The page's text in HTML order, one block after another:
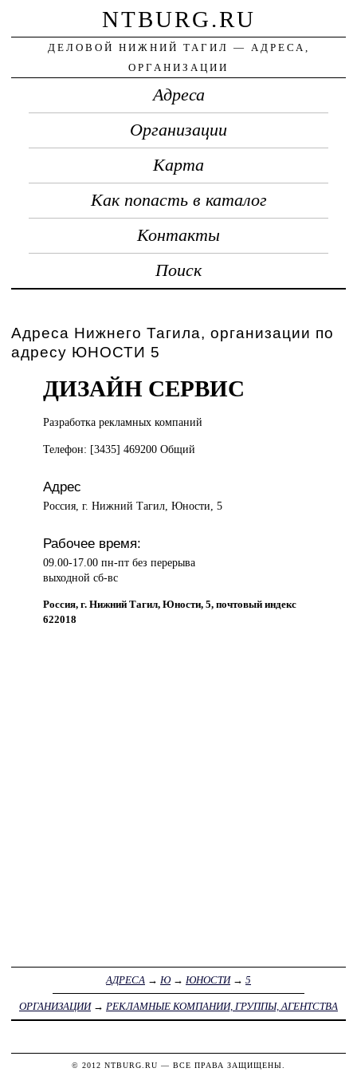
NTBURG.RU
ДЕЛОВОЙ НИЖНИЙ ТАГИЛ — АДРЕСА,
ОРГАНИЗАЦИИ
Адреса
Организации
Карта
Как попасть в каталог
Контакты
Поиск
Адреса Нижнего Тагила, организации по
адресу ЮНОСТИ 5
ДИЗАЙН СЕРВИС
Разработка рекламныхкомпаний
Телефон: [3435] 469200 Общий
Адрес
Россия, г. Нижний Тагил, Юности, 5
Рабочее время:
09.00-17.00 пн-пт без перерыва
выходной сб-вс
Россия, г. Нижний Тагил, Юности, 5, почтовый индекс
622018
АДРЕСА → Ю → ЮНОСТИ→ 5
ОРГАНИЗАЦИИ→ РЕКЛАМНЫЕ КОМПАНИИ, ГРУППЫ, АГЕНТСТВА
© 2012 NTBURG.RU — ВСЕ ПРАВА ЗАЩИЩЕНЫ.